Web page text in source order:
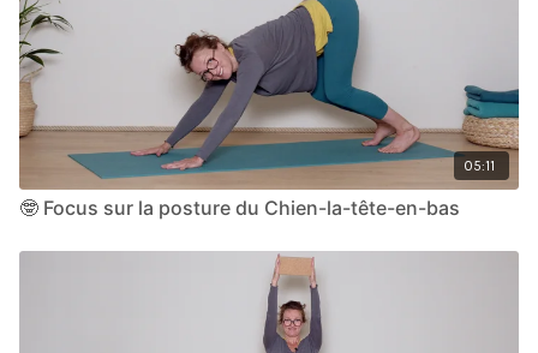
05:11
🤓 Focus sur la posture du Chien-la-tête-en-bas